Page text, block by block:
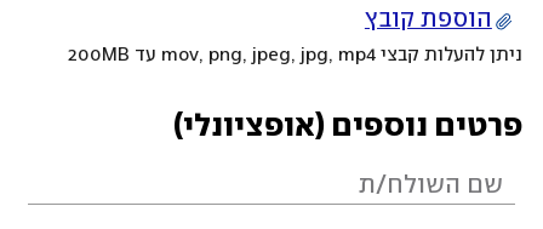
הוספת קובץ
ניתן להעלות קבצי mov, png, jpeg, jpg, mp4 עד 200MB
פרטים נוספים (אופציונלי)